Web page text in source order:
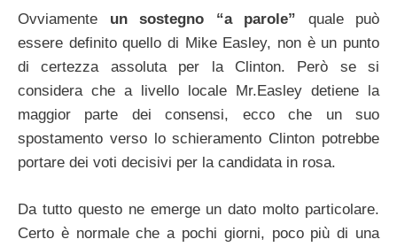
Ovviamente un sostegno “a parole” quale può
essere definito quello di Mike Easley, non è un punto
di certezza assoluta per la Clinton. Però se si
considera che a livello locale Mr.Easley detiene la
maggior parte dei consensi, ecco che un suo
spostamento verso lo schieramento Clinton potrebbe
portare dei voti decisivi per la candidata in rosa.
Da tutto questo ne emerge un dato molto particolare.
Certo è normale che a pochi giorni, poco più di una